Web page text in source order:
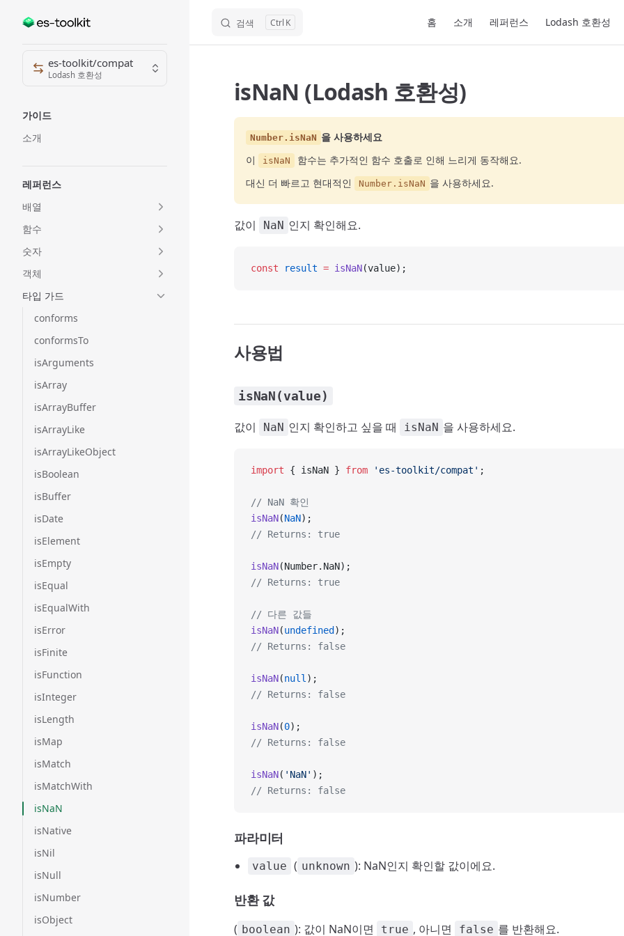
Skip to content 검색 K 홈 소개 레퍼런스 Lodash 호환성
Sidebar Navigation
es-toolkit/compat
Lodash 호환성
가이드
소개
레퍼런스
배열
함수
숫자
객체
타입 가드
conforms
conformsTo
isArguments
isArray
isArrayBuffer
isArrayLike
isArrayLikeObject
isBoolean
isBuffer
isDate
isElement
isEmpty
isEqual
isEqualWith
isError
isFinite
isFunction
isInteger
isLength
isMap
isMatch
isMatchWith
isNaN
isNative
isNil
isNull
isNumber
isObject
isNaN (Lodash 호환성)
Number.isNaN 을 사용하세요
이
isNaN
함수는 추가적인 함수 호출로 인해 느리게 동작해요.
대신 더 빠르고 현대적인
Number.isNaN 을 사용하세요.
값이 NaN 인지 확인해요.
const result = isNaN(value);
사용법
isNaN(value)
값이 NaN 인지 확인하고 싶을 때 isNaN 을 사용하세요.
import { isNaN } from 'es-toolkit/compat' ;
// NaN 확인
isNaN(NaN);
// Returns: true
isNaN(Number.NaN);
// Returns: true
// 다른 값들
isNaN(undefined );
// Returns: false
isNaN(null );
// Returns: false
isNaN(0);
// Returns: false
isNaN( 'NaN' );
// Returns: false
파라미터
value ( unknown ): NaN인지 확인할 값이에요.
반환 값
( boolean ): 값이 NaN이면 true , 아니면 false 를 반환해요.